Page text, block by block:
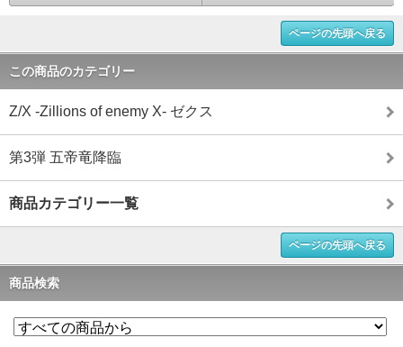
ページの先頭へ戻る
この商品のカテゴリー
Z/X -Zillions of enemy X- ゼクス
第3弾 五帝竜降臨
商品カテゴリー一覧
ページの先頭へ戻る
商品検索